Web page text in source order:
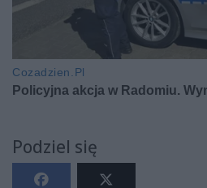
Podziel się